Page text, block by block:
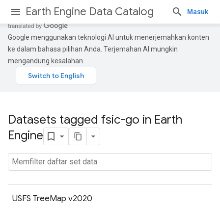
Earth Engine Data Catalog Masuk
Google menggunakan teknologi AI untuk menerjemahkan konten
ke dalam bahasa pilihan Anda. Terjemahan AI mungkin
mengandung kesalahan.
Datasets tagged fsic-go in Earth
Engine
USFS TreeMap v2020